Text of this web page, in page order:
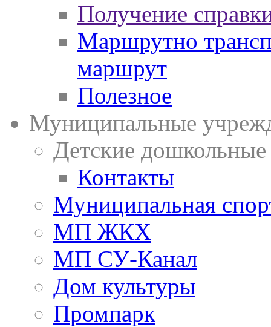
Получение
Маршрутно
маршрут
Полезное
Муниципальные
Детские
Контакты
Муниципальная
МП ЖКХ
МП СУ-Канал
Дом культуры
Промпарк